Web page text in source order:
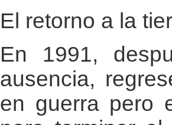
El retorno a la
En 1991,
ausencia,
en guerra pero